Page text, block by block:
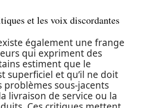
et les voix discordantes
également une frange
qui expriment des
estiment que le
superficiel et qu’il ne doit
problèmes sous-jacents
livraison de service ou la